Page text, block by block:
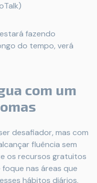
fazendo
do tempo, verá
com um
desafiador, mas com
fluência sem
os recursos gratuitos
nas áreas que
hábitos diários,